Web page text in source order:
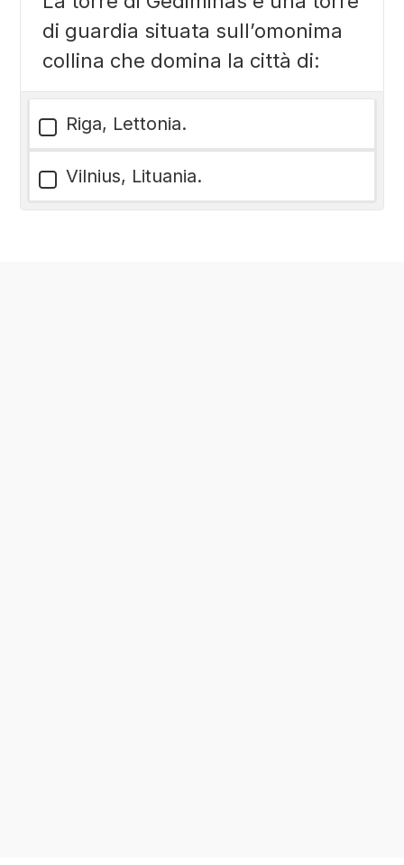
di guardia situata sull’omonima
collina che domina la città di:
Riga, Lettonia.
Vilnius, Lituania.